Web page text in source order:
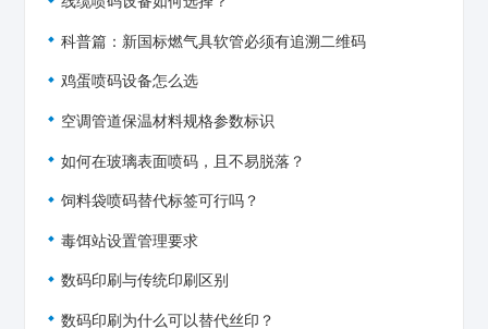
科普篇：新国标燃气具软管必须有追溯二维码
鸡蛋喷码设备怎么选
空调管道保温材料规格参数标识
如何在玻璃表面喷码，且不易脱落？
饲料袋喷码替代标签可行吗？
毒饵站设置管理要求
数码印刷与传统印刷区别
数码印刷为什么可以替代丝印？